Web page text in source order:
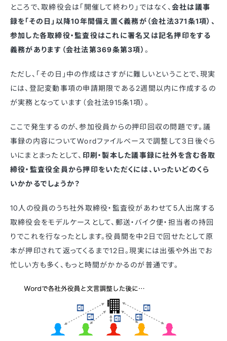
ところで、取締役会は「開催して終わり」ではなく、 会社は議事
録を「その日」以降10年間備え置く義務が（会社法371条1項）、
参加した各取締役・監査役はこれに署名又は記名押印をする
義務があります（会社法第369条第3項） 。
ただし、「その日」中の作成はさすがに難しいということで、現実
には、登記変動事項の申請期限である2週間以内に作成するの
が実務となっています（会社法915条1項）。
ここで発生するのが、参加役員からの押印回収の問題です。議
事録の内容についてWordファイルベースで調整して3日後ぐら
いにまとまったとして、 印刷・製本した議事録に社外を含む各取
締役・監査役全員から押印をいただくには、いったいどのくら
いかかるでしょうか？
10人の役員のうち社外取締役・監査役があわせて5人出席する
取締役会をモデルケースとして、郵送・バイク便・担当者の持回
りでこれを行なったとします。役員間を中2日で回せたとして原
本が押印されて返ってくるまで12日。現実には出張や外出でお
忙しい方も多く、もっと時間がかかるのが普通です。